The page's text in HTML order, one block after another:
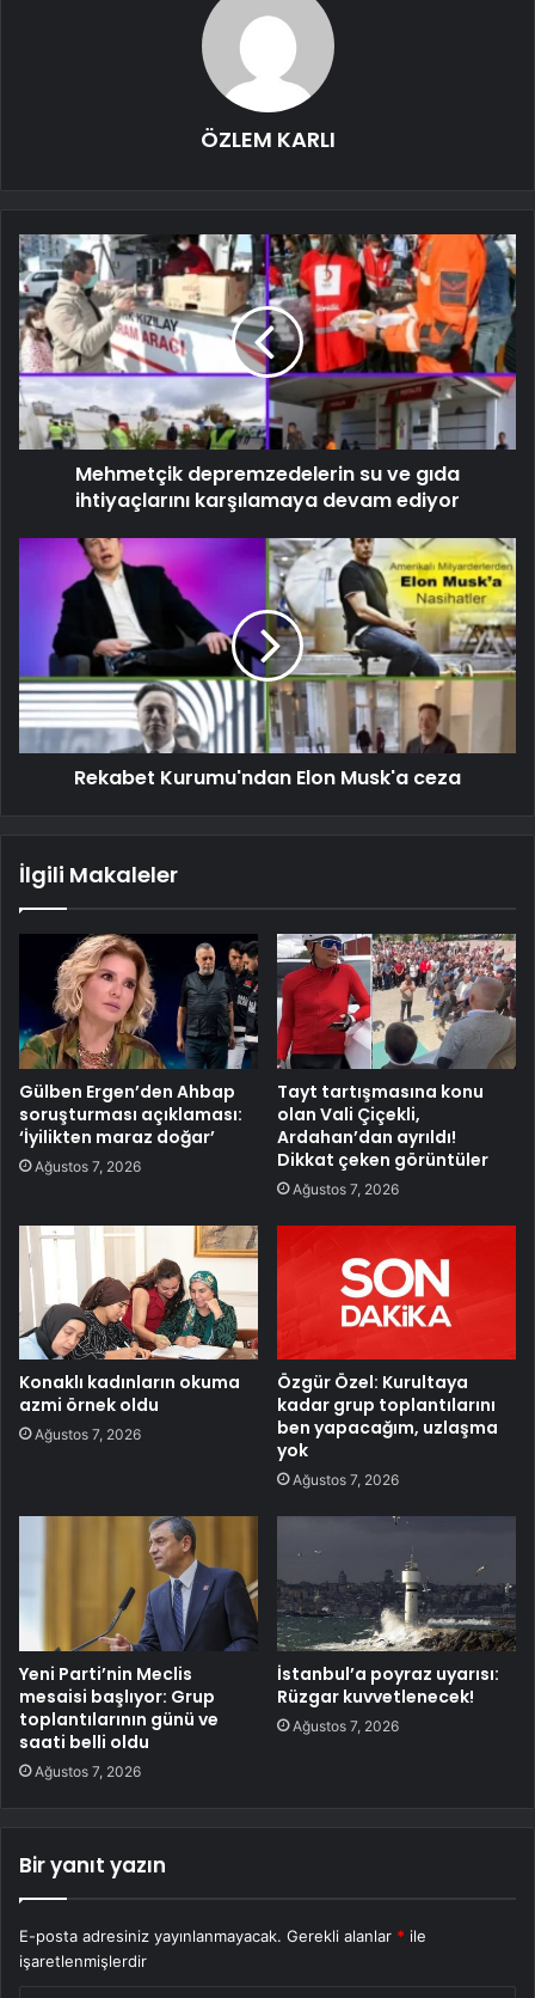
ÖZLEM KARLI
Mehmetçik depremzedelerin su ve gıda
ihtiyaçlarını karşılamaya devam ediyor
Rekabet Kurumu'ndan Elon Musk'a ceza
İlgili Makaleler
Gülben Ergen’den Ahbap
soruşturması açıklaması:
‘İyilikten maraz doğar’
Ağustos 7, 2026
Tayt tartışmasına konu
olan Vali Çiçekli,
Ardahan’dan ayrıldı!
Dikkat çeken görüntüler
Ağustos 7, 2026
Konaklı kadınların okuma
azmi örnek oldu
Ağustos 7, 2026
Özgür Özel: Kurultaya
kadar grup toplantılarını
ben yapacağım, uzlaşma
yok
Ağustos 7, 2026
Yeni Parti’nin Meclis
mesaisi başlıyor: Grup
toplantılarının günü ve
saati belli oldu
Ağustos 7, 2026
İstanbul’a poyraz uyarısı:
Rüzgar kuvvetlenecek!
Ağustos 7, 2026
Bir yanıt yazın
E-posta adresiniz yayınlanmayacak. Gerekli alanlar * ile
işaretlenmişlerdir